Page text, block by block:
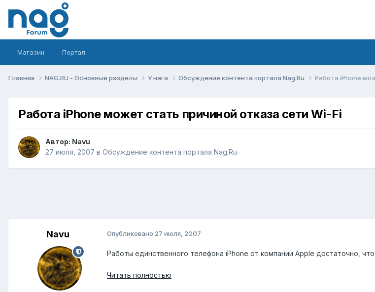
Магазин Портал
Главная NAG.RU - Основные разделы У нага Обсуждение контента портала Nag.Ru Работа iPhone
Работа iPhone может стать причиной отказа сети Wi-Fi
Автор: Navu
27 июля, 2007 в Обсуждение контента портала Nag.Ru
Navu Опубликовано 27 июля, 2007
Работы единственного телефона iPhone от компании Apple достаточно,
Читать полностью